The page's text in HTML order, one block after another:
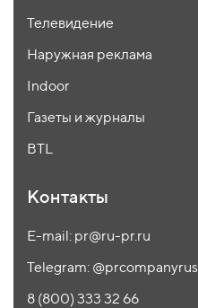
Телевидение
Наружная реклама
Indoor
Газеты и журналы
BTL
Контакты
E-mail: pr@ru-pr.ru
Telegram: @prcompanyrus
8 (800) 333 32 66